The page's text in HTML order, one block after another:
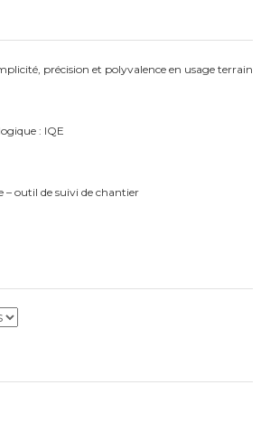
précision et polyvalence en usage terrain
: IQE
outil de suivi de chantier